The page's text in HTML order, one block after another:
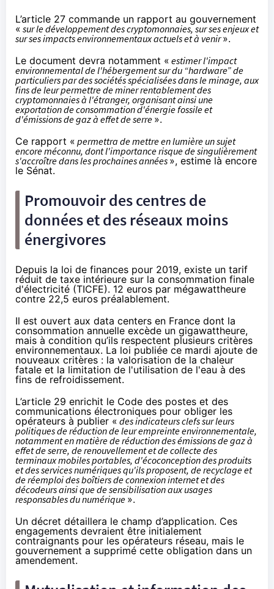
L’article 27 commande un rapport au gouvernement
« sur le développement des cryptomonnaies, sur ses enjeux et
sur ses impacts environnementaux actuels et à venir».
Le document devra notamment « estimer l'impact
environnemental de l'hébergement sur du “hardware” de
particuliers par des sociétés spécialisées dans le minage, aux
fins de leur permettre de miner rentablement des
cryptomonnaies à l'étranger, organisant ainsi une
exportation de consommation d'énergie fossile et
d'émissions de gaz à effet de serre ».
Ce rapport « permettra de mettre en lumière un sujet
encore méconnu, dont l'importance risque de singulièrement
s'accroître dans les prochaines années », estime là encore
le Sénat.
Promouvoir des centres de
données et des réseaux moins
énergivores
Depuis la loi de finances pour 2019, existe un tarif
réduit de taxe intérieure sur la consommation finale
d'électricité (TICFE). 12 euros par mégawattheure
contre 22,5 euros préalablement.
Il est ouvert aux data centers en France dont la
consommation annuelle excède un gigawattheure,
mais à condition qu’ils respectent plusieurs critères
environnementaux. La loi publiée ce mardi ajoute de
nouveaux critères : la valorisation de la chaleur
fatale et la limitation de l'utilisation de l'eau à des
fins de refroidissement.
L’article 29 enrichit le Code des postes et des
communications électroniques pour obliger les
opérateurs à publier « des indicateurs clefs sur leurs
politiques de réduction de leur empreinte environnementale,
notamment en matière de réduction des émissions de gaz à
effet de serre, de renouvellement et de collecte des
terminaux mobiles portables, d'écoconception des produits
et des services numériques qu'ils proposent, de recyclage et
de réemploi des boîtiers de connexion internet et des
décodeurs ainsi que de sensibilisation aux usages
responsables du numérique ».
Un décret détaillera le champ d’application. Ces
engagements devraient être initialement
contraignants pour les opérateurs réseau, mais le
gouvernement a supprimé cette obligation dans un
amendement.